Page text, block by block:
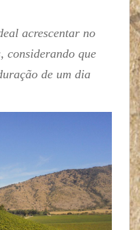
acrescentar no
considerando que
de um dia